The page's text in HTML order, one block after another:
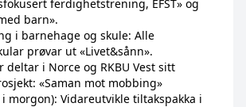
ferdighetstrening, EFST» og
barn».
i barnehage og skule: Alle
prøvar ut «Livet&sånn».
deltar i Norce og RKBU Vest sitt
«Saman mot mobbing»
i morgon): Vidareutvikle tiltakspakka i